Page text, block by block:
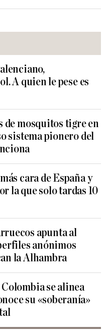
A quien le pese es
de mosquitos tigre en
sistema pionero del
cara de España y
la que solo tardas 10
apunta al
anónimos
la Alhambra
se alinea
su «soberanía»